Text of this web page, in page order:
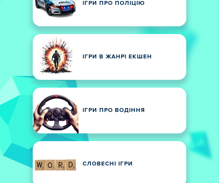
ІГРИ ПРО ПОЛІЦІЮ
ІГРИ В ЖАНРІ ЕКШЕН
ІГРИ ПРО ВОДІННЯ
СЛОВЕСНІ ІГРИ